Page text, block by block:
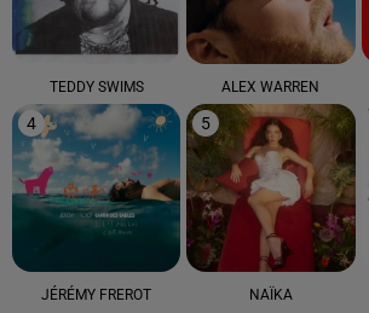
TEDDY SWIMS ALEX WARREN
4
JÉRÉMY FREROT
5
NAÏKA